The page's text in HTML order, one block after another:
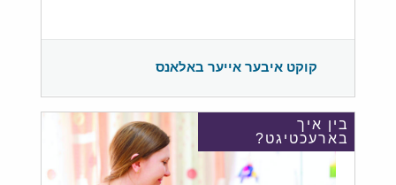
קוקט איבער אייער באלאנס
בין איך
בארעכטיגט?